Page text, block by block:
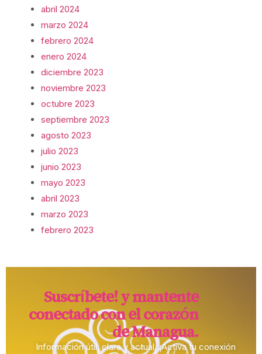
abril 2024
marzo 2024
febrero 2024
enero 2024
diciembre 2023
noviembre 2023
octubre 2023
septiembre 2023
agosto 2023
julio 2023
junio 2023
mayo 2023
abril 2023
marzo 2023
febrero 2023
Suscríbete! y mantente
conectado con el corazón
de Managua.​
Información útil, clara y actual. ¡Activa tu conexión